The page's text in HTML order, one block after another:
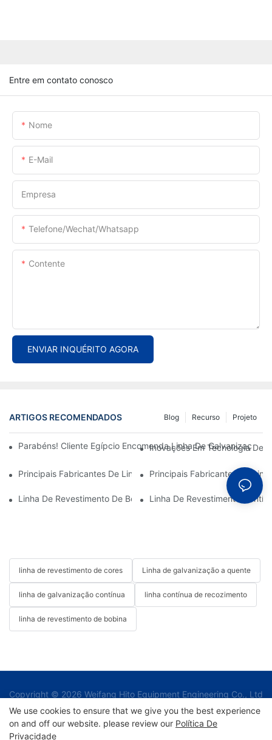
Entre em contato conosco
Nome
E-Mail
Empresa
Telefone/Wechat/Whatsapp
Contente
ENVIAR INQUÉRITO AGORA
ARTIGOS RECOMENDADOS Projeto
Recurso
Blog
Parabéns! Cliente Egípcio Encomenda Linha De Galvanização
Inovações Em Tecnologia De
Principais Fabricantes De Linhas De Revestimento De
Principais Fabricantes De
Linha De Revestimento De Bobinas: Essencial Para Soluções
Linha De Revestimento
linha de revestimento de cores Linha de galvanização a quente
linha de galvanização contínua linha contínua de recozimento
linha de revestimento de bobina
Copyright © 2026 Weifang Hito Equipment Engineering Co., Ltd
|
We use cookies to ensure that we give you the best experience
on and off our website. please review our Política De
Privacidade